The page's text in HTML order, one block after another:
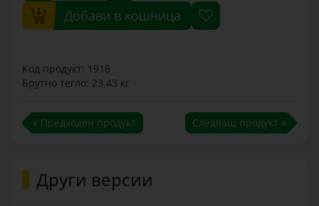
Добави в кошница
Код продукт: 1918
Брутно тегло: 23.43 кг
« Предходен продукт Следващ продукт »
Други версии